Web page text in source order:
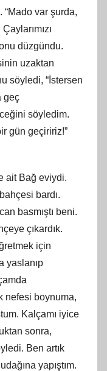
“Mado var şurda,
düzgündu.
uzaktan
söyledi, “İstersen
geç
söyledim.
gün geçiririz!”
ait Bağ eviydi.
bardı.
basmıştı beni.
çıkardık.
için
yaslanıp
nefesi boynuma,
Kalçamı iyice
sonra,
Ben artık
yapıştım.